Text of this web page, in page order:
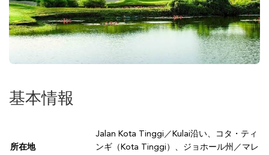
基本情報
所在地
Jalan Kota Tinggi／Kulai沿い、コタ・ティ
ンギ（Kota Tinggi）、ジョホール州／マレ